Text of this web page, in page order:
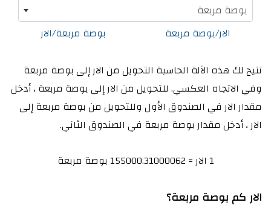
بوصة مربعة
الار/بوصة مربعة
بوصة مربعة/الار
تتيح لك هذه الآلة الحاسبة التحويل من الار إلى بوصة مربعة
وفي الاتجاه العكسي. للتحويل من الار إلى بوصة مربعة ، أدخل
مقدار الار في الصندوق الأول وللتحويل من بوصة مربعة إلى
الار ، أدخل مقدار بوصة مربعة في الصندوق الثاني.
1 الار = 155000.31000062 بوصة مربعة
الار كم بوصة مربعة؟